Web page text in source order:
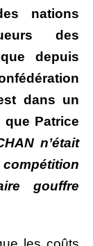
nations
des
depuis
dans un
que Patrice
n’était
compétition
gouffre